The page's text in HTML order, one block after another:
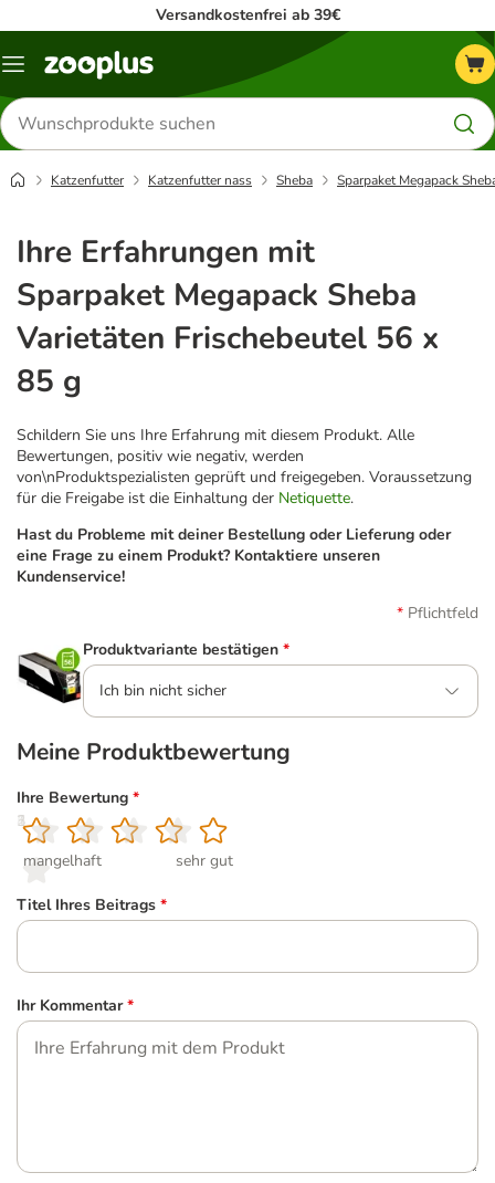
Versandkostenfrei ab 39€
Menü
Produkte
suchen
Katzenfutter Katzenfutter nass Sheba Sparpaket Megapack
Ihre Erfahrungen mit
Sparpaket Megapack Sheba
Varietäten Frischebeutel 56 x
85 g
Schildern Sie uns Ihre Erfahrung mit diesem Produkt. Alle
Bewertungen, positiv wie negativ, werden
von\nProduktspezialisten geprüft und freigegeben. Voraussetzung
für die Freigabe ist die Einhaltung der Netiquette.
Hast du Probleme mit deiner Bestellung oder Lieferung oder
eine Frage zu einem Produkt? Kontaktiere unseren
Kundenservice!
Pflichtfeld
Produktvariante bestätigen *
Ich bin nicht sicher
Meine Produktbewertung
Ihre Bewertung *
1
mangelhaft
2
3
4
5
sehr gut
Titel Ihres Beitrags *
Ihr Kommentar *